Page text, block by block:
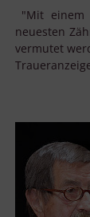
"Mit einem
neuesten
vermutet